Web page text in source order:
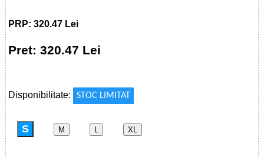
PRP: 320.47 Lei
Pret: 320.47 Lei
Disponibilitate:
STOC LIMITAT
S M L XL